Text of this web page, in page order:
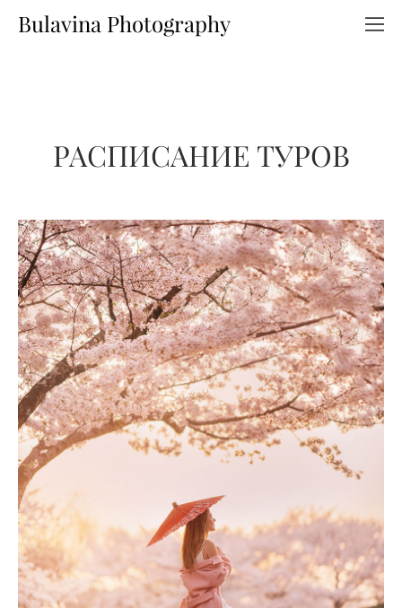
Bulavina Photography
РАСПИСАНИЕ ТУРОВ